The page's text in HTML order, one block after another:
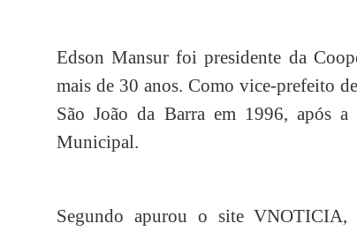
Edson Mansur foi presidente da
mais de 30 anos. Como vice-prefeito
São João da Barra em 1996, após
Municipal.
Segundo apurou o site